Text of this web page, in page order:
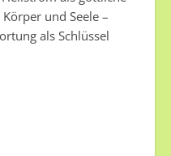
und Seele –
als Schlüssel